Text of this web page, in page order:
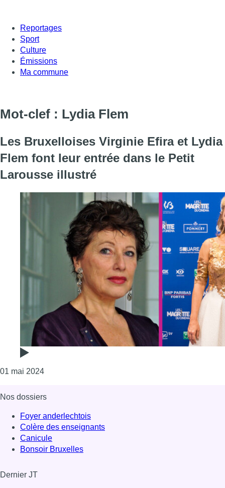
Reportages
Sport
Culture
Émissions
Ma commune
Mot-clef : Lydia Flem
Les Bruxelloises Virginie Efira et Lydia
Flem font leur entrée dans le Petit
Larousse illustré
01 mai 2024Consulter l'article "Les Bruxelloises Virginie Efira
Nos dossiers
Foyer anderlechtois
Colère des enseignants
Canicule
Bonsoir Bruxelles
Dernier JT